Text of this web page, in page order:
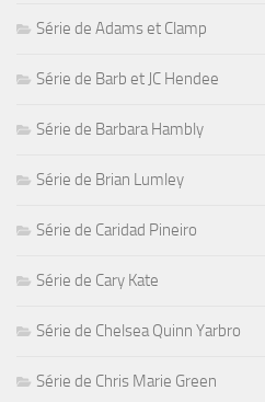
Série de Adams et Clamp
Série de Barb et JC Hendee
Série de Barbara Hambly
Série de Brian Lumley
Série de Caridad Pineiro
Série de Cary Kate
Série de Chelsea Quinn Yarbro
Série de Chris Marie Green